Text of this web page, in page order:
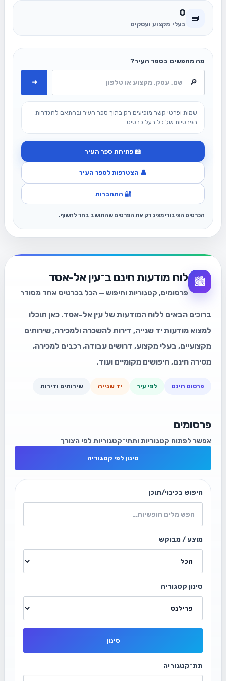
🧰
0
בעלי מקצוע ועסקים
מה מחפשים בספר העיר?
➜
שמות ופרטי קשר מופיעים רק בתוך ספר העיר ובהתאם להגדרות
הפרטיות של כל בעל כרטיס.
📖 פתיחת ספר העיר
👤 הצטרפות לספר העיר
🔐 התחברות
הכרטיס הציבורי מציג רק את הפרטים שהתושב בחר לחשוף.
🏙️ לוח מודעות חינם ב־עין אל-אסד
פרסומים, קטגוריות וחיפוש — הכל בכרטיס אחד מסודר
ברוכים הבאים ללוח המודעות של עין אל-אסד. כאן תוכלו
למצוא מודעות יד שנייה, דירות להשכרה ולמכירה, שירותים
מקצועיים, בעלי מקצוע, דרושים עבודה, רכבים למכירה,
מסירה חינם, חיפושים מקומיים ועוד.
פרסום חינם לפי עיר יד שנייה שירותים ודירות
פרסומים
אפשר לפתוח קטגוריות ותתי־קטגוריות לפי הצורך
סינון לפי קטגוריה
חיפוש בכינוי/תוכן
מוצע / מבוקש
סינון קטגוריה
סינון
תת־קטגוריה